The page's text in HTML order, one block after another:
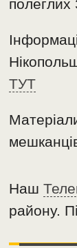
полеглих
ТУТ
Наш
району.